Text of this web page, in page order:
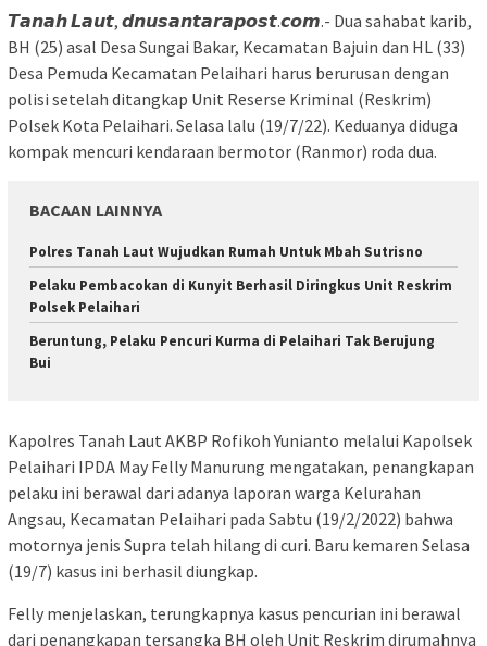
𝙏𝙖𝙣𝙖𝙝 𝙇𝙖𝙪𝙩, 𝙙𝙣𝙪𝙨𝙖𝙣𝙩𝙖𝙧𝙖𝙥𝙤𝙨𝙩.𝙘𝙤𝙢.- Dua sahabat karib,
BH (25) asal Desa Sungai Bakar, Kecamatan Bajuin dan HL (33)
Desa Pemuda Kecamatan Pelaihari harus berurusan dengan
polisi setelah ditangkap Unit Reserse Kriminal (Reskrim)
Polsek Kota Pelaihari. Selasa lalu (19/7/22). Keduanya diduga
kompak mencuri kendaraan bermotor (Ranmor) roda dua.
BACAAN LAINNYA
Polres Tanah Laut Wujudkan Rumah Untuk Mbah Sutrisno
Pelaku Pembacokan di Kunyit Berhasil Diringkus Unit Reskrim
Polsek Pelaihari
Beruntung, Pelaku Pencuri Kurma di Pelaihari Tak Berujung
Bui
Kapolres Tanah Laut AKBP Rofikoh Yunianto melalui Kapolsek
Pelaihari IPDA May Felly Manurung mengatakan, penangkapan
pelaku ini berawal dari adanya laporan warga Kelurahan
Angsau, Kecamatan Pelaihari pada Sabtu (19/2/2022) bahwa
motornya jenis Supra telah hilang di curi. Baru kemaren Selasa
(19/7) kasus ini berhasil diungkap.
Felly menjelaskan, terungkapnya kasus pencurian ini berawal
dari penangkapan tersangka BH oleh Unit Reskrim dirumahnya